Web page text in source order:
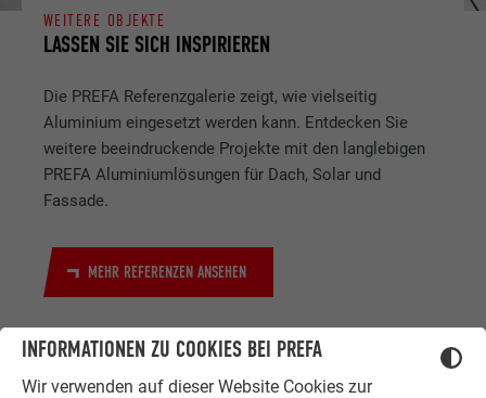
INFORMATIONEN ZU COOKIES BEI PREFA
Wir verwenden auf dieser Website Cookies zur
LASSEN SIE SICH INSPIRIEREN
WEITERE OBJEKTE
Die PREFA Referenzgalerie zeigt, wie vielseitig
Aluminium eingesetzt werden kann. Entdecken Sie
weitere beeindruckende Projekte mit den langlebigen
PREFA Aluminiumlösungen für Dach, Solar und
Fassade.
MEHR REFERENZEN ANSEHEN